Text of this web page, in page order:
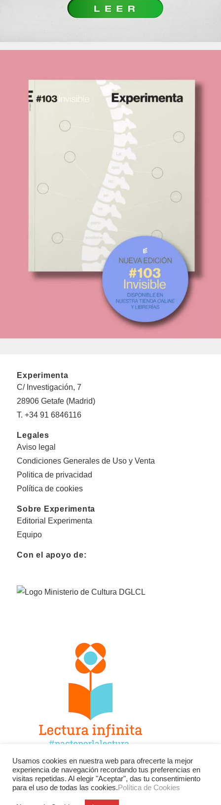
Experimenta
C/ Investigación, 7
28906 Getafe (Madrid)
T. +34 91 6846116
Legales
Aviso legal
Condiciones Generales de Uso y Venta
Politica de privacidad
Política de cookies
Sobre Experimenta
Editorial Experimenta
Equipo
Con el apoyo de:
Facebook Twitter
Instagram
YouTube
LinkedIn Contacto
Usamos cookies en nuestra web para ofrecerte la mejor
experiencia de navegación recordando tus preferencias en
visitas repetidas. Al elegir "Aceptar", das tu consentimiento
para el uso de todas las cookies.Política de Cookies